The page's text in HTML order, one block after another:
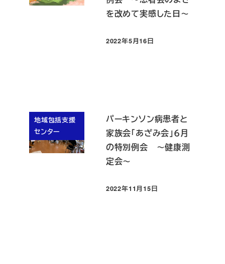
を改めて実感した日～
投稿日
2022年5月16日
地域包括支援
センター
パーキンソン病患者と
家族会「あざみ会」６月
の特別例会 ～健康測
定会～
投稿日
2022年11月15日